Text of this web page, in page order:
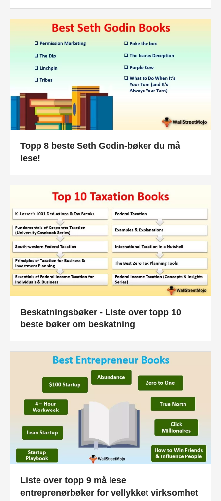
Topp 8 beste Seth Godin-bøker du må
lese!
Beskatningsbøker - Liste over topp 10
beste bøker om beskatning
Liste over topp 9 må lese
entreprenørbøker for vellykket virksomhet